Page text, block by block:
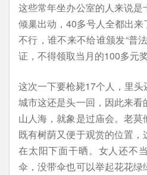
这些常年坐办公室的人来说
倾巢出动，40多号人全都出
不行，谁不来不给谁颁发“普
证，不得领取当月的100多元奖
这次一下要枪毙17个人，里
城市这还是头一回，因此来看
山人海，就象是过庙会。老
既有树荫又便于观赏的位置
在太阳下面干晒。女人还不
伞，没带伞也可以举起花花